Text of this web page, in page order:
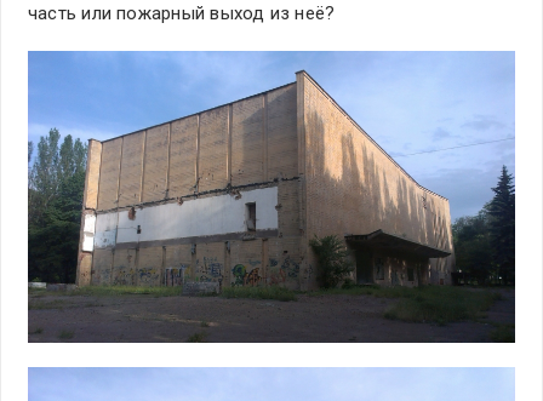
часть или пожарный выход из неё?